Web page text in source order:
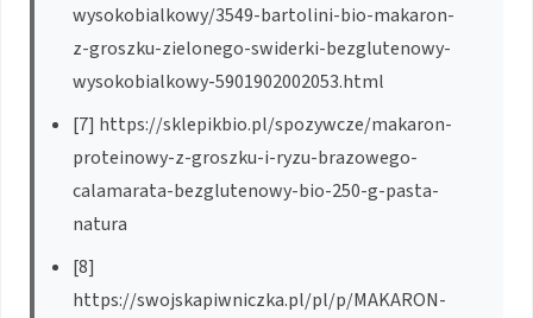
wysokobialkowy/3549-bartolini-bio-makaron-
z-groszku-zielonego-swiderki-bezglutenowy-
wysokobialkowy-5901902002053.html
[7] https://sklepikbio.pl/spozywcze/makaron-
proteinowy-z-groszku-i-ryzu-brazowego-
calamarata-bezglutenowy-bio-250-g-pasta-
natura
[8]
https://swojskapiwniczka.pl/pl/p/MAKARON-